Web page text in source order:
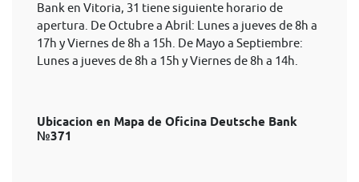
Bank en Vitoria, 31 tiene siguiente horario de
apertura. De Octubre a Abril: Lunes a jueves de 8h a
17h y Viernes de 8h a 15h. De Mayo a Septiembre:
Lunes a jueves de 8h a 15h y Viernes de 8h a 14h.
Ubicacion en Mapa de Oficina Deutsche Bank
№371